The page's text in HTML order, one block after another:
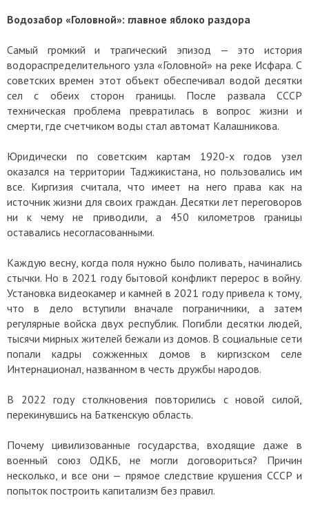
Водозабор «Головной»: главное яблоко раздора
Самый громкий и трагический эпизод — это история
водораспределительного узла «Головной» на реке Исфара. С
советских времен этот объект обеспечивал водой десятки
сел с обеих сторон границы. После развала СССР
техническая проблема превратилась в вопрос жизни и
смерти, где счетчиком воды стал автомат Калашникова.
Юридически по советским картам 1920-х годов узел
оказался на территории Таджикистана, но пользовались им
все. Киргизия считала, что имеет на него права как на
источник жизни для своих граждан. Десятки лет переговоров
ни к чему не приводили, а 450 километров границы
оставались несогласованными.
Каждую весну, когда поля нужно было поливать, начинались
стычки. Но в 2021 году бытовой конфликт перерос в войну.
Установка видеокамер и камней в 2021 году привела к тому,
что в дело вступили вначале пограничники, а затем
регулярные войска двух республик. Погибли десятки людей,
тысячи мирных жителей бежали из домов. В социальные сети
попали кадры сожженных домов в киргизском селе
Интернационал, названном в честь дружбы народов.
В 2022 году столкновения повторились с новой силой,
перекинувшись на Баткенскую область.
Почему цивилизованные государства, входящие даже в
военный союз ОДКБ, не могли договориться? Причин
несколько, и все они — прямое следствие крушения СССР и
попыток построить капитализм без правил.